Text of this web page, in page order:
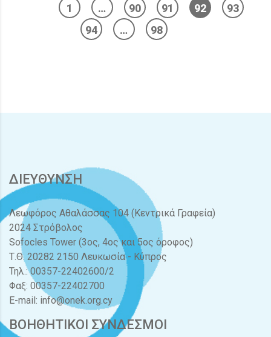
1 … 90 91 92
93
94
… 98
ΔΙΕΥΘΥΝΣΗ
Λεωφόρος Αθαλάσσας 104 (Κεντρικά Γραφεία)
2024 Στρόβολος
Sofocles Tower (3ος, 4ος και 5ος όροφος)
Τ.Θ. 20282 2150 Λευκωσία - Κύπρος
Τηλ.: 00357-22402600/2
Φαξ: 00357-22402700
E-mail: info@onek.org.cy
ΒΟΗΘΗΤΙΚΟΙ ΣΥΝΔΕΣΜΟΙ